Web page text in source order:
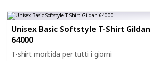
Unisex Basic Softstyle T-Shirt Gildan
64000
T-shirt morbida per tutti i giorni